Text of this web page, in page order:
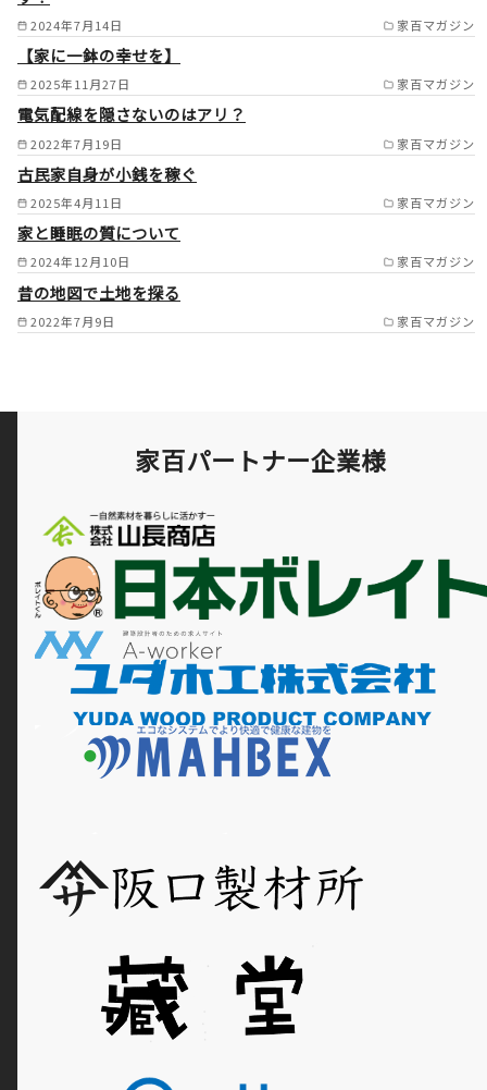
日進市/長久手市/みよし市/東
郷町/刈谷市/安城市/大府市/東
海市/知立市/豊田市/西尾市/岡
市/可児市/岐阜市/多治見市 /
2024年7月14日 家百マガジン
2025年11月27日 家百マガジン
【家に一鉢の幸せを】
2022年7月19日 家百マガジン
電気配線を隠さないのはアリ？
2025年4月11日 家百マガジン
古民家自身が小銭を稼ぐ
2024年12月10日 家百マガジン
家と睡眠の質について
2022年7月9日 家百マガジン
昔の地図で土地を探る
家百パートナー企業様